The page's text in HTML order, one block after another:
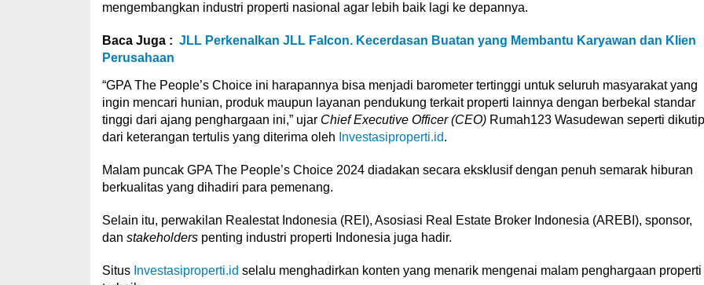
mengembangkan industri properti nasional agar lebih baik lagi ke depannya.
Baca Juga : JLL Perkenalkan JLL Falcon. Kecerdasan Buatan yang Membantu Karyawan dan Klien
Perusahaan
“GPA The People’s Choice ini harapannya bisa menjadi barometer tertinggi untuk seluruh masyarakat yang
ingin mencari hunian, produk maupun layanan pendukung terkait properti lainnya dengan berbekal standar
tinggi dari ajang penghargaan ini,” ujar Chief Executive Officer (CEO)Rumah123 Wasudewan seperti dikutip
dari keterangan tertulis yang diterima oleh Investasiproperti.id.
Malam puncak GPA The People’s Choice 2024 diadakan secara eksklusif dengan penuh semarak hiburan
berkualitas yang dihadiri para pemenang.
Selain itu, perwakilan Realestat Indonesia (REI), Asosiasi Real Estate Broker Indonesia (AREBI), sponsor,
dan stakeholderspenting industri properti Indonesia juga hadir.
Situs Investasiproperti.id selalu menghadirkan konten yang menarik mengenai malam penghargaan properti